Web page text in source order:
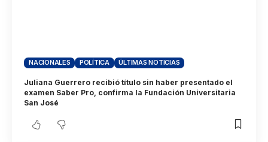
NACIONALES POLÍTICA ÚLTIMAS NOTICIAS
Juliana Guerrero recibió título sin haber presentado el
examen Saber Pro, confirma la Fundación Universitaria
San José